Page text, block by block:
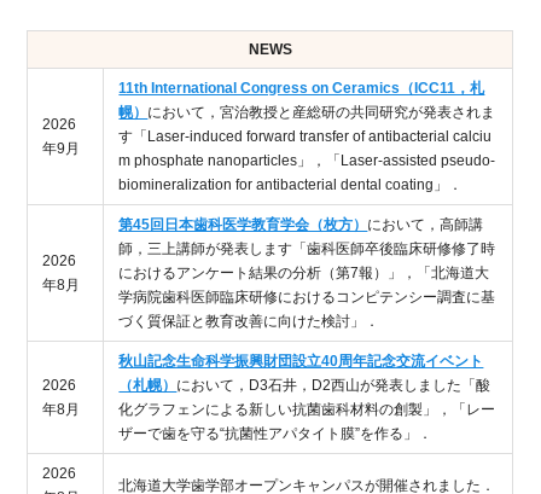
NEWS
2026
年9月
11th International Congress on Ceramics（ICC11，札
幌） において，宮治教授と産総研の共同研究が発表されま
す「Laser-induced forward transfer of antibacterial calciu
m phosphate nanoparticles」，「Laser-assisted pseudo-
biomineralization for antibacterial dental coating」．
2026
年8月
第45回日本歯科医学教育学会（枚方） において，高師講
師，三上講師が発表します「歯科医師卒後臨床研修修了時
におけるアンケート結果の分析（第7報）」，「北海道大
学病院歯科医師臨床研修におけるコンピテンシー調査に基
づく質保証と教育改善に向けた検討」．
2026
年8月
秋山記念生命科学振興財団設立40周年記念交流イベント
（札幌） において，D3石井，D2西山が発表しました「酸
化グラフェンによる新しい抗菌歯科材料の創製」，「レー
ザーで歯を守る“抗菌性アパタイト膜”を作る」．
2026
北海道大学歯学部オープンキャンパスが開催されました．